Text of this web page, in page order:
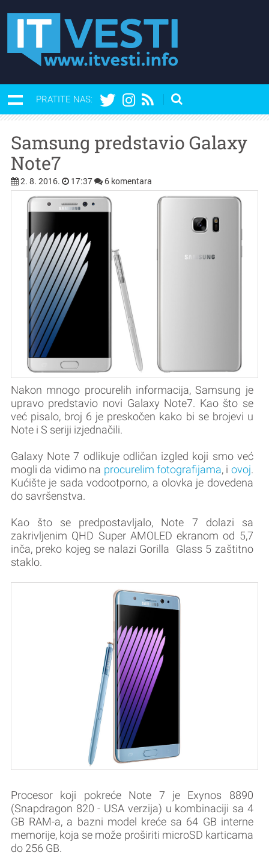
PRATITE NAS:
Samsung predstavio Galaxy
Note7
2. 8. 2016. 17:37 6 komentara
Nakon mnogo procurelih informacija, Samsung je
upravo predstavio novi Galaxy Note7. Kao što se
već pisalo, broj 6 je preskočen kako bi se brojevi u
Note i S seriji izjednačili.
Galaxy Note 7 odlikuje odličan izgled koji smo već
mogli da vidimo na procurelim fotografijama, i ovoj.
Kućište je sada vodootporno, a olovka je dovedena
do savršenstva.
Kao što se predpostavljalo, Note 7 dolazi sa
zakrivljenim QHD Super AMOLED ekranom od 5,7
inča, preko kojeg se nalazi Gorilla Glass 5 zaštitno
staklo.
Procesor koji pokreće Note 7 je Exynos 8890
(Snapdragon 820 - USA verzija) u kombinaciji sa 4
GB RAM-a, a bazni model kreće sa 64 GB interne
memorije, koja se može proširiti microSD karticama
do 256 GB.